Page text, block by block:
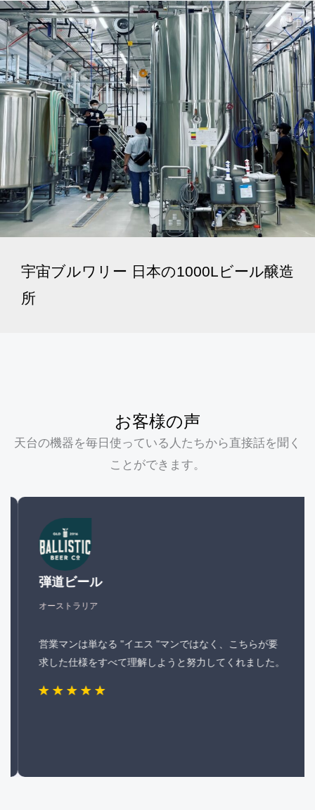
宇宙ブルワリー 日本の1000Lビール醸造
所
お客様の声
天台の機器を毎日使っている人たちから直接話を聞く
ことができます。
弾道ビール
オーストラリア
営業マンは単なる "イエス "マンではなく、こちらが要
求した仕様をすべて理解しようと努力してくれました。